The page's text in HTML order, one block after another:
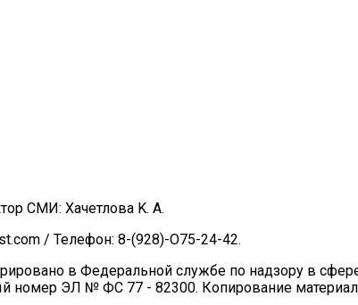
СМИ: Xaчeтлoвa K. A.
/ Телефон: 8-(928)-O75-24-42.
в Федеральной службе по надзору в
номер ЭЛ № ФС 77 - 82300. Копирование